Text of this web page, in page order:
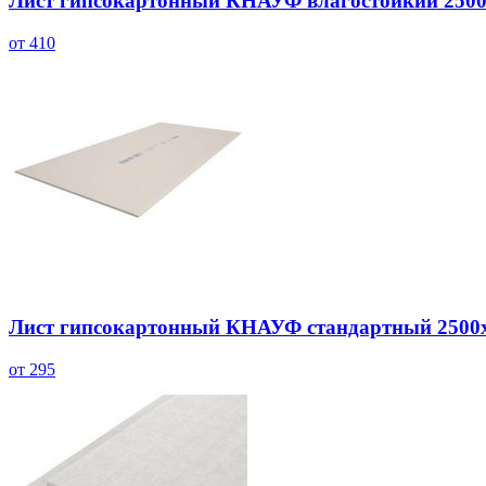
от 410
Лист гипсокартонный КНАУФ стандартный
от 295